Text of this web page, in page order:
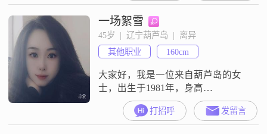
##3002##我觉得自己最大的特点就
是稳重可靠，做事情不会冲动，会
经过深思熟虑##3002##同时呢，我
也比较幽默风趣，能给身边的人带
来快乐和轻松的氛围##
一场絮雪
45岁  |  辽宁葫芦岛  |  离异
其他职业
160cm
大家好，我是一位来自葫芦岛的女
士，出生于1981年，身高
160cm##3002##我的学历是中专，目
前月收入在3000元以下##3002##我
性格随和，容易相处，总是希望能
打招呼 发留言